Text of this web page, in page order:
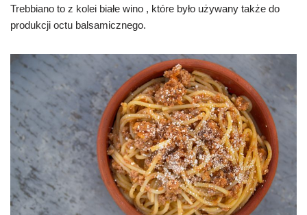
Trebbiano to z kolei białe wino , które było używany także do
produkcji octu balsamicznego.